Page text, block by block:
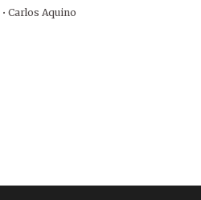
· Carlos Aquino